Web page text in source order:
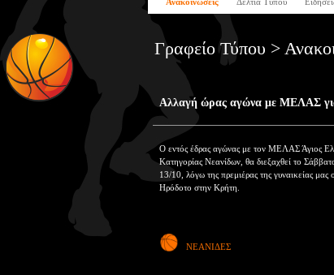
Γραφείο Τύπου >
Αλλαγή ώρας αγώνα με ΜΕΛΑΣ για
Ο εντός έδρας αγώνας με τον ΜΕΛΑΣ Άγιος
Κατηγορίας Νεανίδων, θα διεξαχθεί το
13/10, λόγω της πρεμιέρας της γυναικείας
Ηρόδοτο στην Κρήτη.
ΝΕΑΝΙΔΕΣ